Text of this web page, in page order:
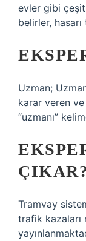
evler gibi
belirler,
Uzman;
karar veren
“uzmanı”
Tramvay
trafik kazaları